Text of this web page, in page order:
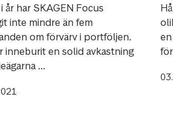
år har SKAGEN Focus
inte mindre än fem
om förvärv i portföljen.
inneburit en solid avkastning
...